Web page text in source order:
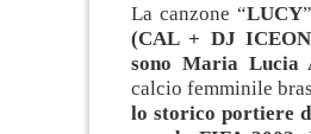
La canzone “LUCY
(CAL + DJ
sono Maria Lucia
calcio femminile
lo storico portiere